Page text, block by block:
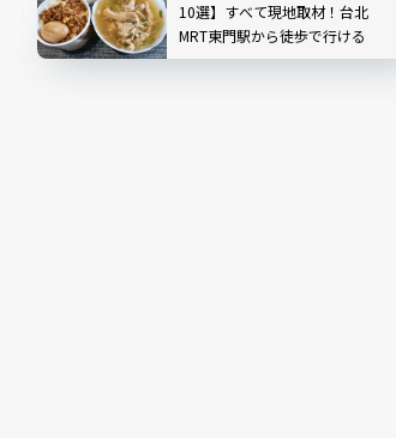
10選】すべて現地取材！台北
MRT東門駅から徒歩で行ける